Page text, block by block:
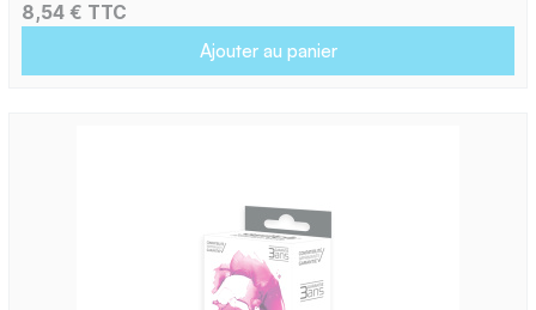
8,54 € TTC
Ajouter au panier